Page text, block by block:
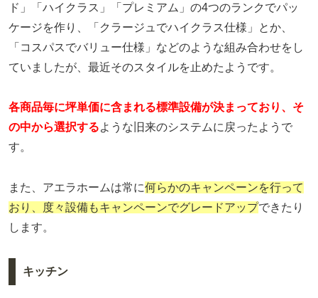
ド」「ハイクラス」「プレミアム」の4つのランクでパッ
ケージを作り、「クラージュでハイクラス仕様」とか、
「コスパスでバリュー仕様」などのような組み合わせをし
ていましたが、最近そのスタイルを止めたようです。
各商品毎に坪単価に含まれる標準設備が決まっており、そ
の中から選択するような旧来のシステムに戻ったようで
す。
また、アエラホームは常に何らかのキャンペーンを行って
おり、度々設備もキャンペーンでグレードアップできたり
します。
キッチン